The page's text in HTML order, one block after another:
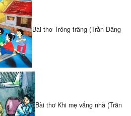
Bài thơ Trông trăng (Trần Đăng
Bài thơ Khi mẹ vắng nhà (Trần